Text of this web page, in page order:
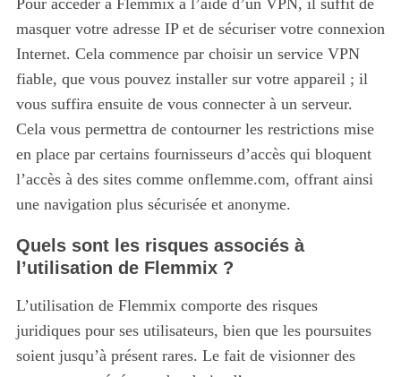
Pour accéder à Flemmix à l’aide d’un VPN, il suffit de
masquer votre adresse IP et de sécuriser votre connexion
Internet. Cela commence par choisir un service VPN
fiable, que vous pouvez installer sur votre appareil ; il
vous suffira ensuite de vous connecter à un serveur.
Cela vous permettra de contourner les restrictions mise
en place par certains fournisseurs d’accès qui bloquent
l’accès à des sites comme onflemme.com, offrant ainsi
une navigation plus sécurisée et anonyme.
Quels sont les risques associés à
l’utilisation de Flemmix ?
L’utilisation de Flemmix comporte des risques
juridiques pour ses utilisateurs, bien que les poursuites
soient jusqu’à présent rares. Le fait de visionner des